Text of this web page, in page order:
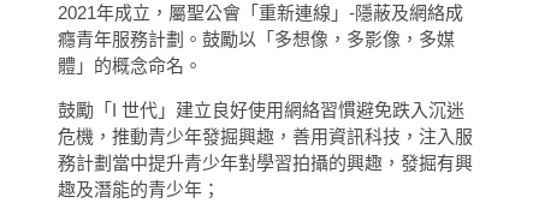
2021年成立，屬聖公會「重新連線」-隱蔽及網絡成
癮青年服務計劃。鼓勵以「多想像，多影像，多媒
體」的概念命名。
鼓勵「I 世代」建立良好使用網絡習慣避免跌入沉迷
危機，推動青少年發掘興趣，善用資訊科技，注入服
務計劃當中提升青少年對學習拍攝的興趣，發掘有興
趣及潛能的青少年；